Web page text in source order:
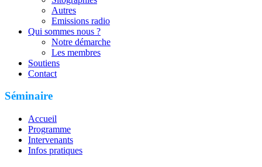
Autres
Emissions radio
Qui sommes nous ?
Notre démarche
Les membres
Soutiens
Contact
Séminaire
Accueil
Programme
Intervenants
Infos pratiques